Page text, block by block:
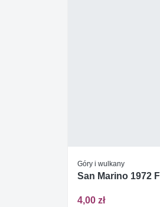
Góry i wulkany
San Marino 1972
4,00 zł